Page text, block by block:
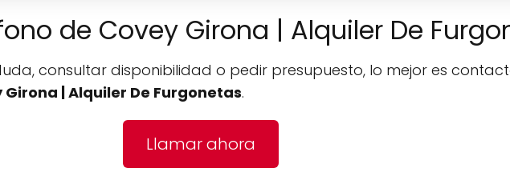
de Covey Girona | Alquiler De
consultar disponibilidad o pedir presupuesto, lo mejor es
Girona | Alquiler De Furgonetas.
Llamar ahora